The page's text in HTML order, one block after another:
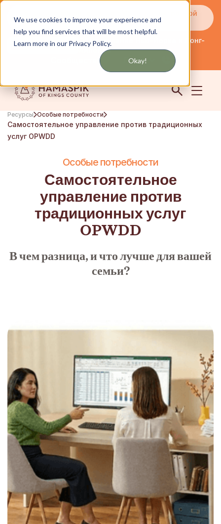
We use cookies to improve your experience and
help you find services that will be most helpful.
Learn more in our Privacy Policy.
Okay!
Получайте обновления по SMS или электронной
почте
английский
Обслуживание Нью-Йорка и Лонг-
Айленда
Сообщество Логин
Ресурсы Особые потребности
Самостоятельное управление против традиционных
услуг OPWDD
Особые потребности
Самостоятельное
управление против
традиционных услуг
OPWDD
В чем разница, и что лучше для вашей
семьи?